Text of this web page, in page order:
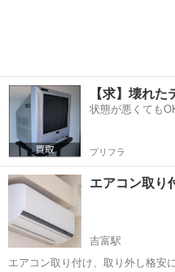
【求】壊れた
状態が悪くても
プリフラ
エアコン取り
吉富駅
エアコン取り付け、取り外し格安